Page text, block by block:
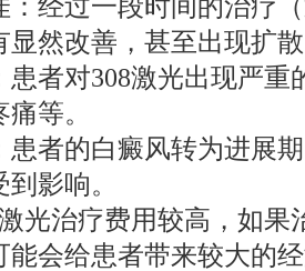
：经过一段时间的治疗
然改善，甚至出现扩散
患者对308激光出现严重
等。
患者的白癜风转为进展
影响。
光治疗费用较高，如果
会给患者带来较大的经